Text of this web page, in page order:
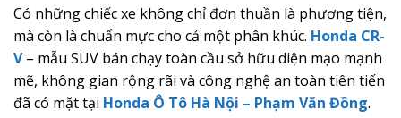
Có những chiếc xe không chỉ đơn thuần là phương tiện,
mà còn là chuẩn mực cho cả một phân khúc. Honda CR-
V– mẫu SUV bán chạy toàn cầu sở hữu diện mạo mạnh
mẽ, không gian rộng rãi và công nghệ an toàn tiên tiến
đã có mặt tại Honda Ô Tô Hà Nội – Phạm Văn Đồng.